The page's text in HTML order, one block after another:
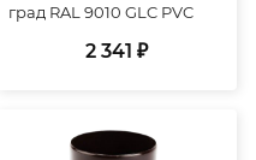
град RAL 9010 GLC PVC
2 341 ₽